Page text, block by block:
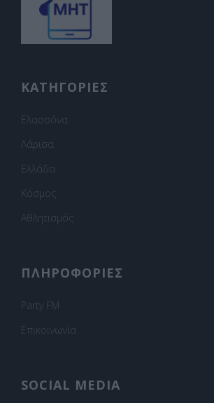
ΚΑΤΗΓΟΡΙΕΣ
Ελασσόνα
Λάρισα
Ελλάδα
Κόσμος
Αθλητισμός
ΠΛΗΡΟΦΟΡΙΕΣ
Party FM
Επικοινωνία
SOCIAL MEDIA